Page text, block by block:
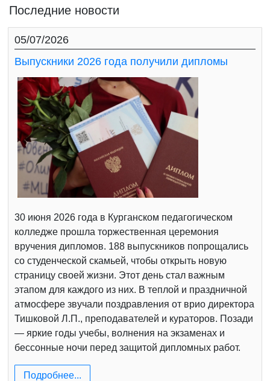
Последние новости
05/07/2026
Выпускники 2026 года получили дипломы
30 июня 2026 года в Курганском педагогическом
колледже прошла торжественная церемония
вручения дипломов. 188 выпускников попрощались
со студенческой скамьей, чтобы открыть новую
страницу своей жизни. Этот день стал важным
этапом для каждого из них. В теплой и праздничной
атмосфере звучали поздравления от врио директора
Тишковой Л.П., преподавателей и кураторов. Позади
— яркие годы учебы, волнения на экзаменах и
бессонные ночи перед защитой дипломных работ.
Подробнее...